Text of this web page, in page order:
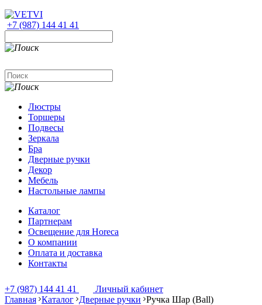
+7 (987) 144 41 41
Люстры
Торшеры
Подвесы
Зеркала
Бра
Дверные ручки
Декор
Мебель
Настольные лампы
Каталог
Партнерам
Освещение для Horeca
О компании
Оплата и доставка
Контакты
+7 (987) 144 41 41
Личный кабинет
Главная Каталог Дверные ручки Ручка Шар (Ball)